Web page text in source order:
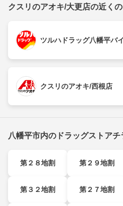
クスリのアオキ/大更店の近く
ツルハドラッグ八幡平バ
クスリのアオキ/西根店
八幡平市内のドラッグストアチ
第２８地割 第２９地割
第３２地割 第２７地割